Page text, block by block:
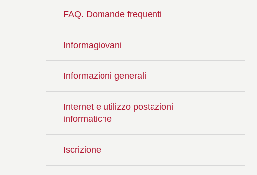
FAQ. Domande frequenti
Informagiovani
Informazioni generali
Internet e utilizzo postazioni
informatiche
Iscrizione